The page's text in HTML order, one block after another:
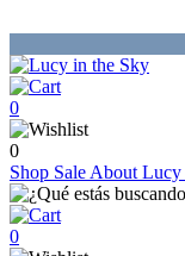
0
0
Shop Sale About Lucy
0